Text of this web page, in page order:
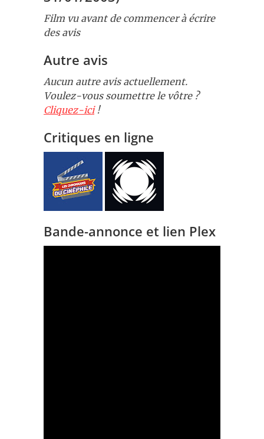
Film vu avant de commencer à écrire
des avis
Autre avis
Aucun autre avis actuellement.
Voulez-vous soumettre le vôtre ?
Cliquez-ici!
Critiques en ligne
Bande-annonce et lien Plex